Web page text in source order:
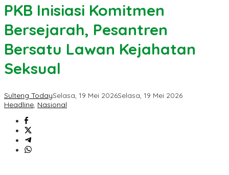
PKB Inisiasi Komitmen
Bersejarah, Pesantren
Bersatu Lawan Kejahatan
Seksual
Sulteng TodaySelasa, 19 Mei 2026Selasa, 19 Mei 2026
Headline, Nasional